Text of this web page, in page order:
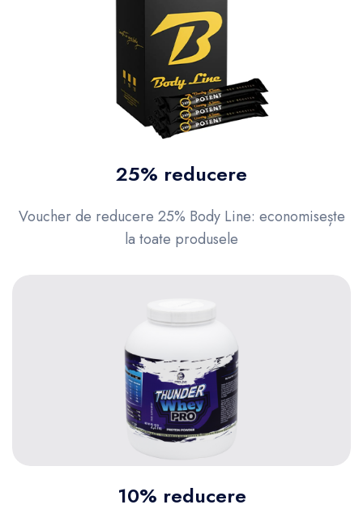
25% reducere
Voucher de reducere 25% Body Line: economisește
la toate produsele
10% reducere